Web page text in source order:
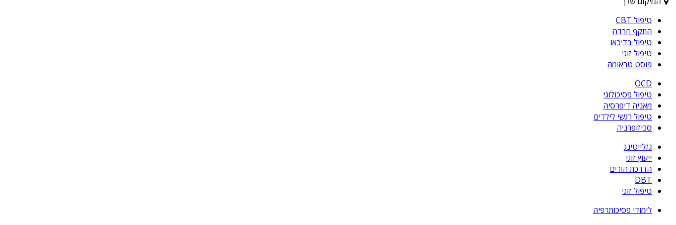
טיפול CBT
התקף חרדה
טיפול בדיכאו
טיפול זוגי
פוסט טראומה
OCD
טיפול פסיכולוגי
מאניה דיפרסיה
טיפול רגשי לילדים
סכיזופרניה
גזלייטינג
ייעוץ זוגי
הדרכת הורים
DBT
טיפול זוגי
לימודי פסיכותרפיה